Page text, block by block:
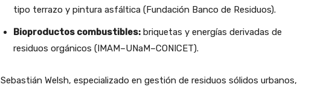
tipo terrazo y pintura asfáltica (Fundación Banco de Residuos).
Bioproductos combustibles:briquetas y energías derivadas de
residuos orgánicos (IMAM–UNaM–CONICET).
Sebastián Welsh, especializado en gestión de residuos sólidos urbanos,